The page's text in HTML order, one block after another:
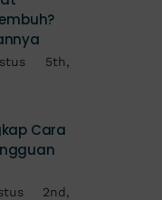
5th,
Cara
2nd,